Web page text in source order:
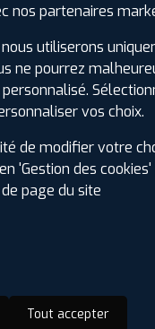
C C
C
nos partenaires
utiliserons
ne pourrez
vos choix.
de modifier votre
'Gestion des
page du site
Tout accepter